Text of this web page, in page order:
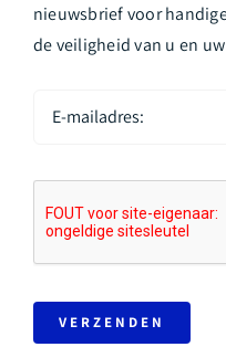
nieuwsbrief voor
de veiligheid van u en
VERZENDEN